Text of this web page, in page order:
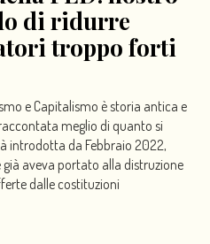
di ridurre
troppo forti
e Capitalismo è storia antica e
meglio di quanto si
introdotta da Febbraio 2022,
aveva portato alla distruzione
dalle costituzioni